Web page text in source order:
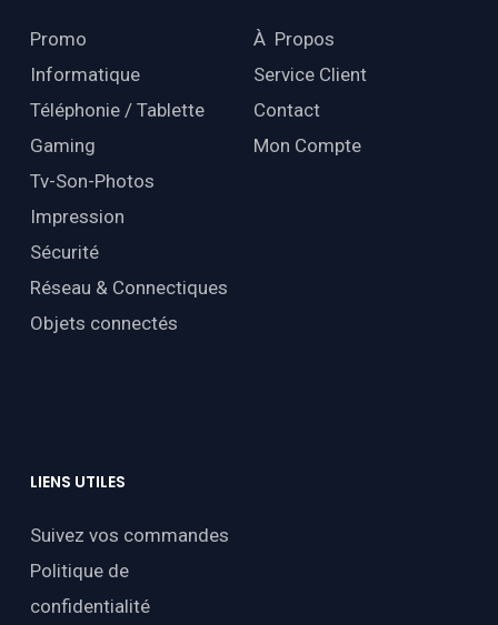
Promo
Informatique
Téléphonie / Tablette
Gaming
Tv-Son-Photos
Impression
Sécurité
Réseau & Connectiques
Objets connectés
À Propos
Service Client
Contact
Mon Compte
LIENS UTILES
Suivez vos commandes
Politique de
confidentialité